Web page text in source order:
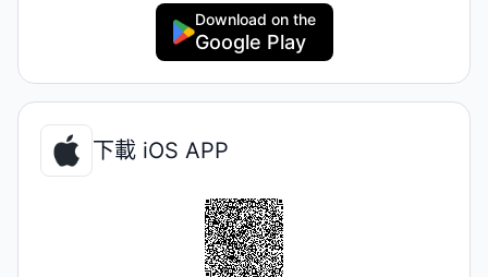
Download on the
Google Play
下載 iOS APP